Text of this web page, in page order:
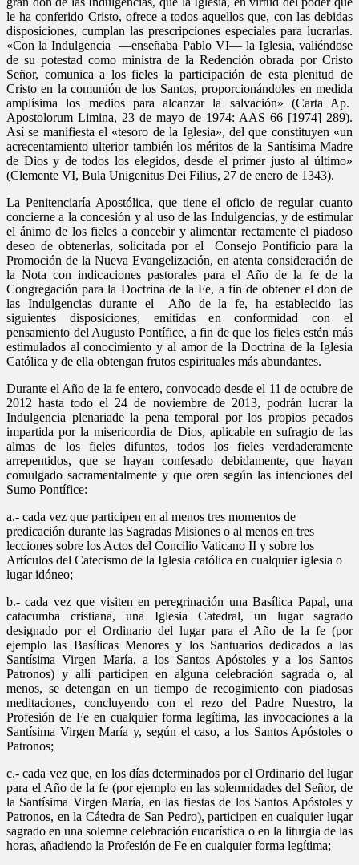
le ha conferido Cristo, ofrece a todos aquellos que, con las debidas
disposiciones, cumplan las prescripciones especiales para lucrarlas.
«Con la Indulgencia —enseñaba Pablo VI— la Iglesia, valiéndose
de su potestad como ministra de la Redención obrada por Cristo
Señor, comunica a los fieles la participación de esta plenitud de
Cristo en la comunión de los Santos, proporcionándoles en medida
amplísima los medios para alcanzar la salvación» (Carta Ap.
Apostolorum Limina, 23 de mayo de 1974: AAS 66 [1974] 289).
Así se manifiesta el «tesoro de la Iglesia», del que constituyen «un
acrecentamiento ulterior también los méritos de la Santísima Madre
de Dios y de todos los elegidos, desde el primer justo al último»
(Clemente VI, Bula Unigenitus Dei Filius, 27 de enero de 1343).
La Penitenciaría Apostólica, que tiene el oficio de regular cuanto
concierne a la concesión y al uso de las Indulgencias, y de estimular
el ánimo de los fieles a concebir y alimentar rectamente el piadoso
deseo de obtenerlas, solicitada por el Consejo Pontificio para la
Promoción de la Nueva Evangelización, en atenta consideración de
la Nota con indicaciones pastorales para el Año de la fe de la
Congregación para la Doctrina de la Fe, a fin de obtener el don de
las Indulgencias durante el Año de la fe, ha establecido las
siguientes disposiciones, emitidas en conformidad con el
pensamiento del Augusto Pontífice, a fin de que los fieles estén más
estimulados al conocimiento y al amor de la Doctrina de la Iglesia
Católica y de ella obtengan frutos espirituales más abundantes.
Durante el Año de la fe entero, convocado desde el 11 de octubre de
2012 hasta todo el 24 de noviembre de 2013, podrán lucrar la
Indulgencia plenariade la pena temporal por los propios pecados
impartida por la misericordia de Dios, aplicable en sufragio de las
almas de los fieles difuntos, todos los fieles verdaderamente
arrepentidos, que se hayan confesado debidamente, que hayan
comulgado sacramentalmente y que oren según las intenciones del
Sumo Pontífice:
a.- cada vez que participen en al menos tres momentos de
predicación durante las Sagradas Misiones o al menos en tres
lecciones sobre los Actos del Concilio Vaticano II y sobre los
Artículos del Catecismo de la Iglesia católica en cualquier iglesia o
lugar idóneo;
b.- cada vez que visiten en peregrinación una Basílica Papal, una
catacumba cristiana, una Iglesia Catedral, un lugar sagrado
designado por el Ordinario del lugar para el Año de la fe (por
ejemplo las Basílicas Menores y los Santuarios dedicados a las
Santísima Virgen María, a los Santos Apóstoles y a los Santos
Patronos) y allí participen en alguna celebración sagrada o, al
menos, se detengan en un tiempo de recogimiento con piadosas
meditaciones, concluyendo con el rezo del Padre Nuestro, la
Profesión de Fe en cualquier forma legítima, las invocaciones a la
Santísima Virgen María y, según el caso, a los Santos Apóstoles o
Patronos;
c.- cada vez que, en los días determinados por el Ordinario del lugar
para el Año de la fe (por ejemplo en las solemnidades del Señor, de
la Santísima Virgen María, en las fiestas de los Santos Apóstoles y
Patronos, en la Cátedra de San Pedro), participen en cualquier lugar
sagrado en una solemne celebración eucarística o en la liturgia de las
horas, añadiendo la Profesión de Fe en cualquier forma legítima;